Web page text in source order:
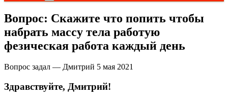
НАЗАД
Напитки
Протеиновые батончики
Протеиновые печенья
Вопрос: Скажите что попить чтобы
набрать массу тела работую
фезическая работа каждый день
Вопрос задал — Дмитрий 5 мая 2021
Здравствуйте, Дмитрий!